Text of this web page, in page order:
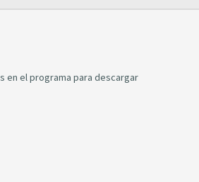
en el programa para descargar